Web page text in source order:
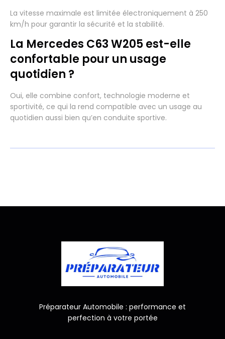
La vitesse maximale est limitée électroniquement à 250
km/h pour garantir la sécurité et la stabilité.
La Mercedes C63 W205 est-elle
confortable pour un usage
quotidien ?
Oui, elle combine confort, technologie moderne et
sportivité, ce qui la rend compatible avec un usage au
quotidien aussi bien qu’en conduite sportive.
Préparateur Automobile : performance et
perfection à votre portée